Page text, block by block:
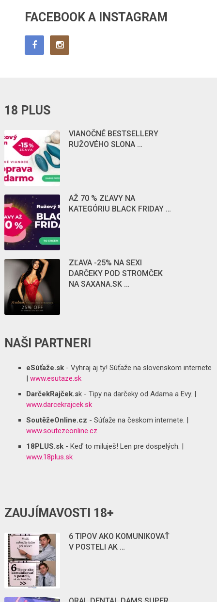
FACEBOOK A INSTAGRAM
18 PLUS
VIANOČNÉ BESTSELLERY
RUŽOVÉHO SLONA …
AŽ 70 % ZĽAVY NA
KATEGÓRIU BLACK FRIDAY …
ZĽAVA -25% NA SEXI
DARČEKY POD STROMČEK
NA SAXANA.SK …
NAŠI PARTNERI
eSúťaže.sk - Vyhraj aj ty! Súťaže na slovenskom internete
|www.esutaze.sk
DarčekRajček.sk - Tipy na darčeky od Adama a Evy. |
www.darcekrajcek.sk
SoutěžeOnline.cz - Súťaže na českom internete. |
www.soutezeonline.cz
18PLUS.sk - Keď to miluješ! Len pre dospelých. |
www.18plus.sk
ZAUJÍMAVOSTI 18+
6 TIPOV AKO KOMUNIKOVAŤ
V POSTELI AK …